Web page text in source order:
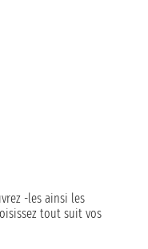
-les ainsi les
tout suit vos